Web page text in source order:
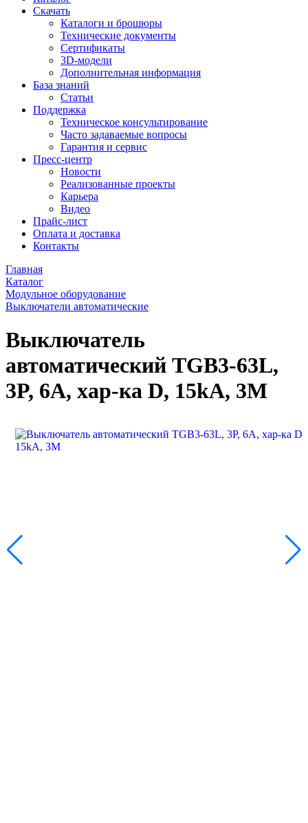
Скачать
Каталоги и брошюры
Технические документы
Сертификаты
3D-модели
Дополнительная информация
База знаний
Статьи
Поддержка
Техническое консультирование
Часто задаваемые вопросы
Гарантия и сервис
Пресс-центр
Новости
Реализованные проекты
Карьера
Видео
Прайс-лист
Оплата и доставка
Контакты
Главная
Каталог
Модульное оборудование
Выключатели автоматические
Выключатель
автоматический TGB3-63L,
3P, 6A, хар-ка D, 15kA, 3M